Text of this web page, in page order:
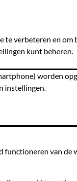
te verbeteren en
kunt beheren.
worden
instellingen.
functioneren van